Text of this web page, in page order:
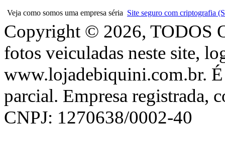
Veja como somos uma empresa séria Site seguro com criptografia
Copyright © 2026, TODOS
fotos veiculadas neste site,
www.lojadebiquini.com.br. É
parcial. Empresa registrada,
CNPJ: 1270638/0002-40